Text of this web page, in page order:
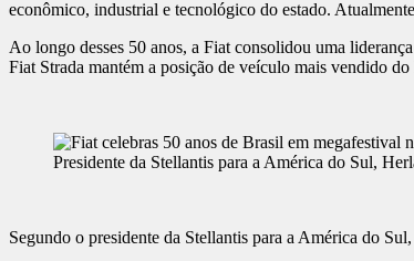
econômico, industrial e tecnológico do estado.
Ao longo desses 50 anos, a Fiat consolidou uma
Fiat Strada mantém a posição de veículo mais vendido do
Presidente da Stellantis para a América do Sul,
Segundo o presidente da Stellantis para a América do Sul,